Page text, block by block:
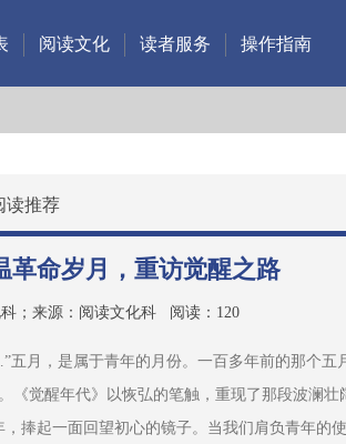
阅读文化 读者服务 操作指南
读推荐
革命岁月，重访觉醒之路
；来源：阅读文化科阅读： 120
月，是属于青年的月份。一百多年前的那个五
《觉醒年代》以恢弘的笔触，重现了那段波澜壮
捧起一面回望初心的镜子。当我们肩负青年的